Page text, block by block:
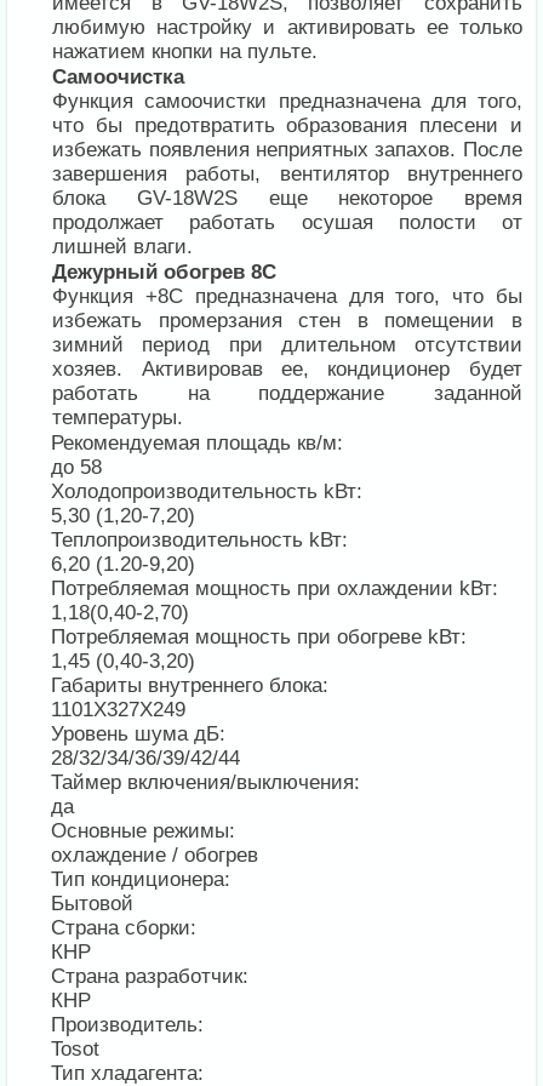
любимую настройку и активировать ее только
нажатием кнопки на пульте.
Самоочистка
Функция самоочистки предназначена для того,
что бы предотвратить образования плесени и
избежать появления неприятных запахов. После
завершения работы, вентилятор внутреннего
блока GV-18W2S еще некоторое время
продолжает работать осушая полости от
лишней влаги.
Дежурный обогрев 8С
Функция +8С предназначена для того, что бы
избежать промерзания стен в помещении в
зимний период при длительном отсутствии
хозяев. Активировав ее, кондиционер будет
работать на поддержание заданной
температуры.
Рекомендуемая площадь кв/м:
до 58
Холодопроизводительность kВт:
5,30 (1,20-7,20)
Теплопроизводительность kВт:
6,20 (1.20-9,20)
Потребляемая мощность при охлаждении kВт:
1,18(0,40-2,70)
Потребляемая мощность при обогреве kВт:
1,45 (0,40-3,20)
Габариты внутреннего блока:
1101X327X249
Уровень шума дБ:
28/32/34/36/39/42/44
Таймер включения/выключения:
да
Основные режимы:
охлаждение / обогрев
Тип кондиционера:
Бытовой
Страна сборки:
КНР
Страна разработчик:
КНР
Производитель:
Tosot
Тип хладагента: